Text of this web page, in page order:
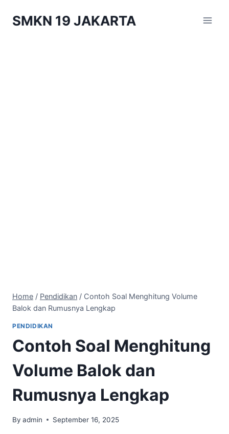
SMKN 19 JAKARTA
Home / Pendidikan / Contoh Soal Menghitung Volume
Balok dan Rumusnya Lengkap
PENDIDIKAN
Contoh Soal Menghitung
Volume Balok dan
Rumusnya Lengkap
By admin September 16, 2025